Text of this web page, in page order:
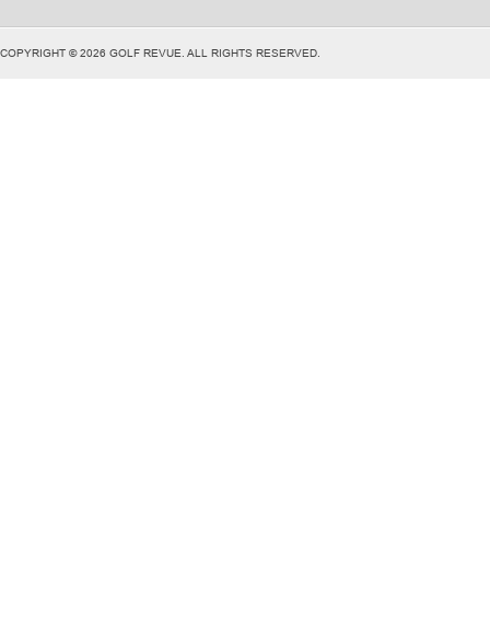
COPYRIGHT © 2026 GOLF REVUE. ALL RIGHTS RESERVED.